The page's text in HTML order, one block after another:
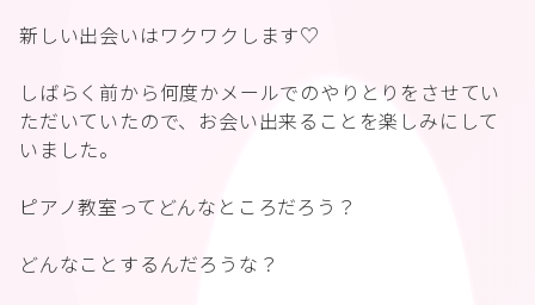
新しい出会いはワクワクします♡
しばらく前から何度かメールでのやりとりをさせてい
ただいていたので、お会い出来ることを楽しみにして
いました。
ピアノ教室ってどんなところだろう？
どんなことするんだろうな？